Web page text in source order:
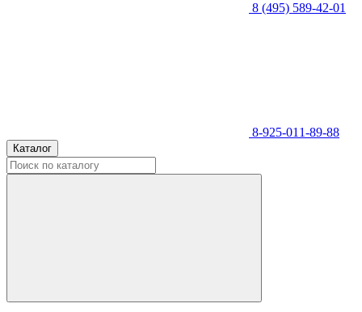
8 (495) 589-42-01
8-925-011-89-88
Каталог